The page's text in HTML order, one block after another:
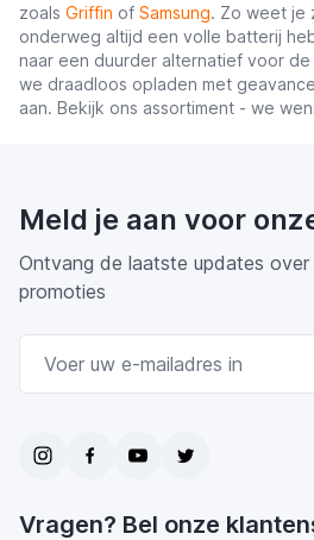
zoals Griffin of Samsung. Zo weet je
onderweg altijd een volle batterij
naar een duurder alternatief voor
we draadloos opladen met
aan. Bekijk ons ​​assortiment - we
Meld je aan voor
Ontvang de laatste updates
promoties
Vragen? Bel onze